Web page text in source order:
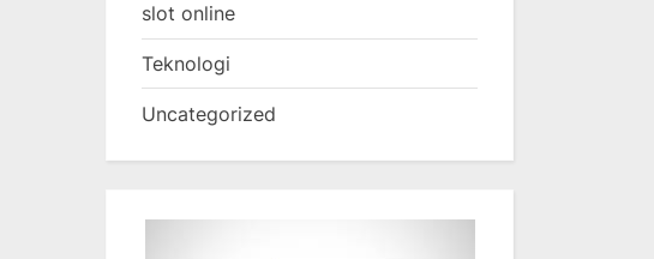
slot online
Teknologi
Uncategorized